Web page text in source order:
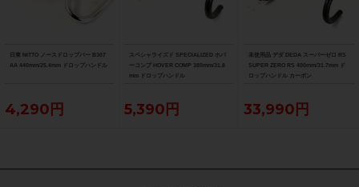
日東 NITTO ノースドロップバー B307
AA 440mm/25.4mm ドロップハンドル
4,290円
スペシャライズド SPECIALIZED ホバ
ーコンプ HOVER COMP 380mm/31.8
mm ドロップハンドル
5,390円
未使用品 デダ DEDA スーパーゼロ RS
SUPER ZERO RS 400mm/31.7mm ド
ロップハンドル カーボン
33,990円